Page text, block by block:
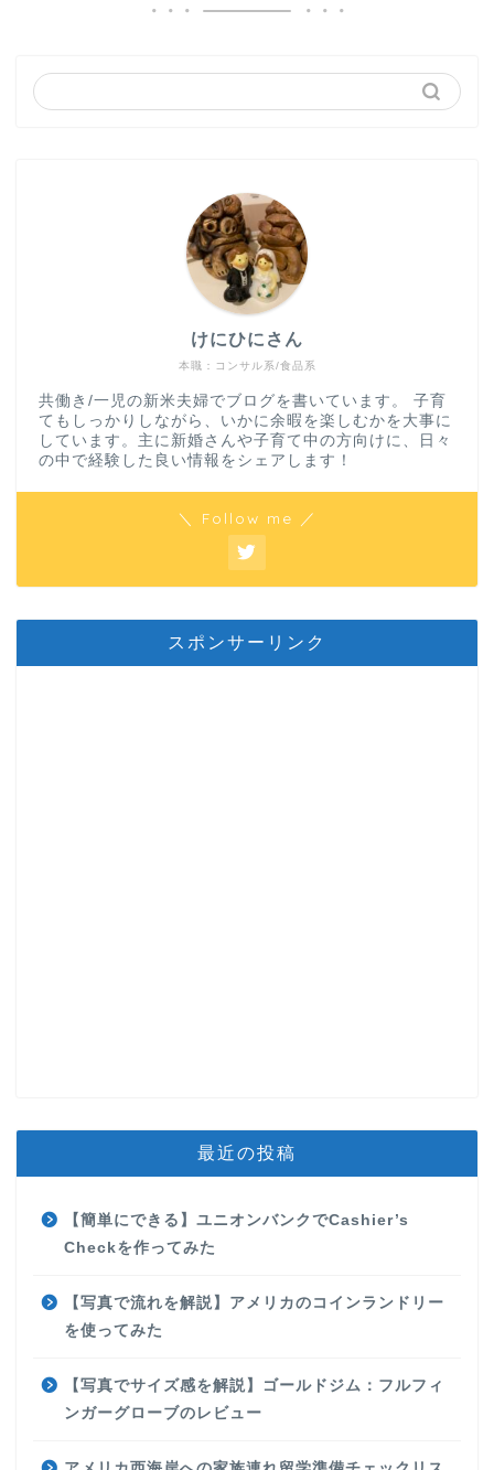
本職：コンサル系/食品系
けにひにさん
共働き/一児の新米夫婦でブログを書いています。 子育
てもしっかりしながら、いかに余暇を楽しむかを大事に
しています。主に新婚さんや子育て中の方向けに、日々
の中で経験した良い情報をシェアします！
＼ Follow me ／
スポンサーリンク
最近の投稿
【簡単にできる】ユニオンバンクでCashier’s
Checkを作ってみた
【写真で流れを解説】アメリカのコインランドリー
を使ってみた
【写真でサイズ感を解説】ゴールドジム：フルフィ
ンガーグローブのレビュー